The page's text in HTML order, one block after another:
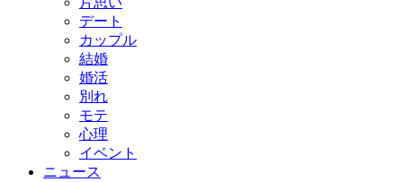
デート
カップル
結婚
婚活
別れ
モテ
心理
イベント
ニュース